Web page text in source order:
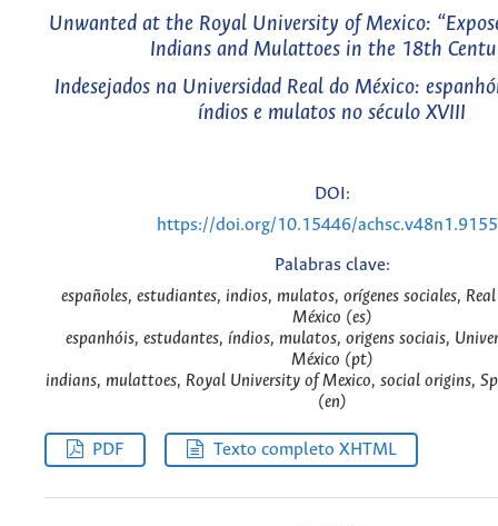
Unwanted at the Royal University of Mexico:
Indians and Mulattoes in the 18th
Indesejados na Universidad Real do México:
índios e mulatos no século XVIII
DOI:
https://doi.org/10.15446/
Palabras clave:
españoles, estudiantes, indios, mulatos, orígenes sociales,
México (es)
espanhóis, estudantes, índios, mulatos, origens sociais,
México (pt)
indians, mulattoes, Royal University of Mexico, social origins,
(en)
PDF Texto completo XHTML